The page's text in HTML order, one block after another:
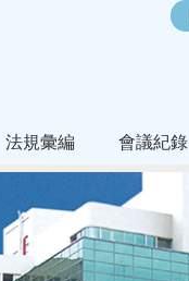
法規彙編 會議紀錄